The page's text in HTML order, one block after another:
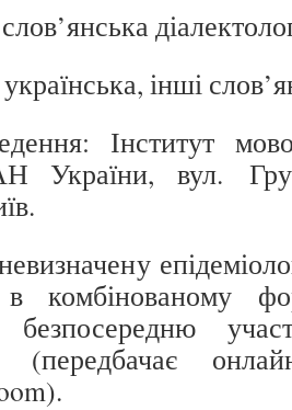
інші
Інститут
України, вул.
в комбінованому
безпосередню
(передбачає